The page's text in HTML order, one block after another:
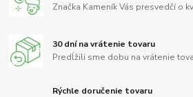
Značka Kameník Vás presvedčí o
30 dní na vrátenie tovaru
Predĺžili sme dobu na vrátenie
Rýchle doručenie tovaru